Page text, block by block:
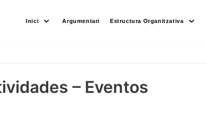
Inici Argumentari Estructura Organitzativa
– Eventos